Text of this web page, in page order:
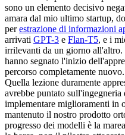
sono un elemento decisivo
amara dal mio ultimo startup,
per estrazione di informazioni
arrivati GPT-3 e Flan-T5, e i
irrilevanti da un giorno all'altro.
hanno segnato l'inizio
percorso completamente nuovo.
Quella lezione duramente
avrebbe puntato sull'ingegneria
implementare miglioramenti in
mantenuto il nostro prodotto
progresso dei modelli è la